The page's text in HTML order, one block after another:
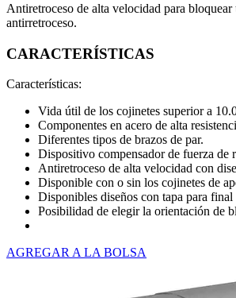
Antiretroceso de alta velocidad para
antirretroceso.
CARACTERÍSTICAS
Características:
Vida útil de los cojinetes superior a
Componentes en acero de alta
Diferentes tipos de brazos de par.
Dispositivo compensador de fuerza de
Antiretroceso de alta velocidad con
Disponible con o sin los cojinetes de
Disponibles diseños con tapa para final
Posibilidad de elegir la orientación de
AGREGAR A LA BOLSA